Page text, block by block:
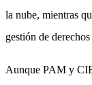
la nube, mientras
gestión de
Aunque PAM y